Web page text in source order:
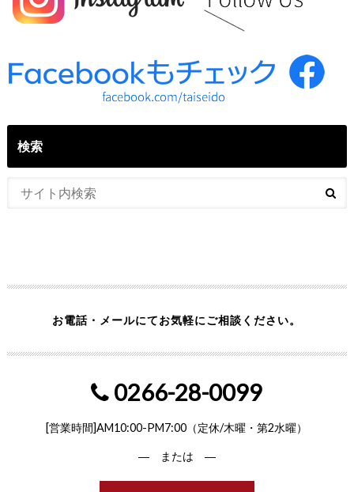
検索
お電話・メールにてお気軽にご相談ください。
0266-28-0099
[営業時間]AM10:00-PM7:00（定休/木曜・第2水曜）
― または ―